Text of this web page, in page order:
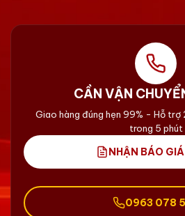
CẦN VẬN
Giao hàng đúng hẹn 99% - Hỗ
trong 5 phút
NHẬN BÁO
0963 078